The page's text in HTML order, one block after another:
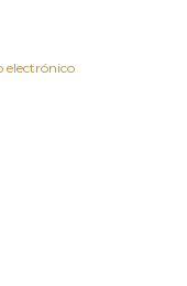
electrónico